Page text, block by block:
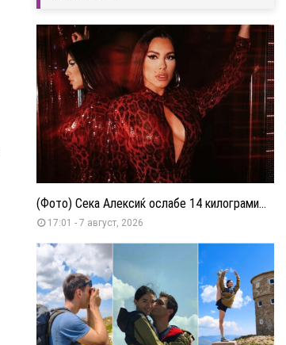
(Фото) Сека Алексиќ ослабе 14 килограми...
17:01 - 7 август, 2026